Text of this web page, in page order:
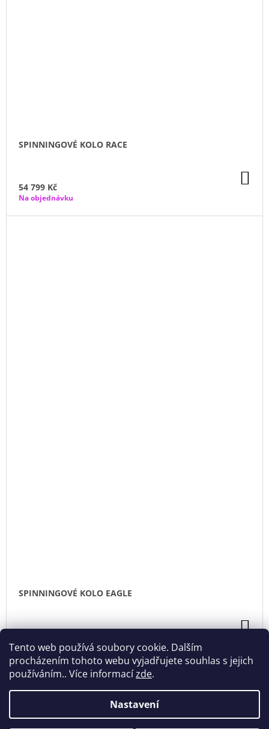
Tento web používá soubory cookie. Dalším
procházením tohoto webu vyjadřujete souhlas s jejich
používáním.. Více informacízde.
Nastavení
SPINNINGOVÉ KOLO RACE
54 799 Kč
Na objednávku
SPINNINGOVÉ KOLO EAGLE
DO
Na objednávku